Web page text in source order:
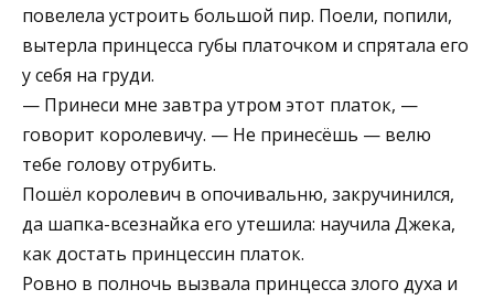
повелела устроить большой пир. Поели, попили,
вытерла принцесса губы платочком и спрятала его
у себя на груди.
— Принеси мне завтра утром этот платок, —
говорит королевичу. — Не принесёшь — велю
тебе голову отрубить.
Пошёл королевич в опочивальню, закручинился,
да шапка-всезнайка его утешила: научила Джека,
как достать принцессин платок.
Ровно в полночь вызвала принцесса злого духа и